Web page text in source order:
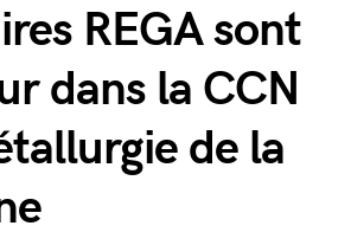
REGA sont
dans la CCN
de la